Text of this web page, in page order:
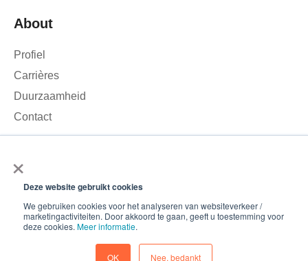
×
Deze website gebruikt cookies
We gebruiken cookies voor het analyseren van websiteverkeer /
marketingactiviteiten. Door akkoord te gaan, geeft u toestemming voor
deze cookies. Meer informatie.
OK Nee, bedankt
analyseren en uw ervaring te verbeteren. Door op ‘Accepteren’
Accepteren
Afname
Cookievoorkeuren
About
Profiel
Carrières
Duurzaamheid
Contact
© 2026 – Roamler .V. Terms and Conditions
Privacy
policy
ISO 45001 ISO 27001